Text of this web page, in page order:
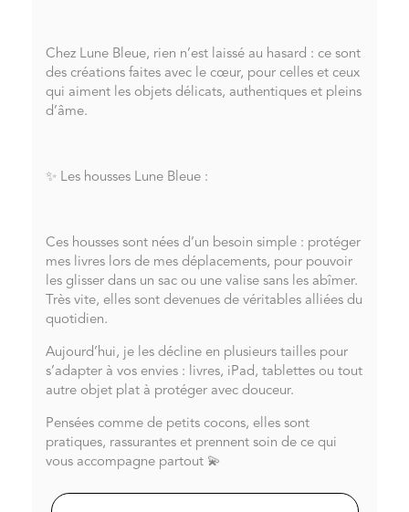
Chez Lune Bleue, rien n’est laissé au hasard : ce sont
des créations faites avec le cœur, pour celles et ceux
qui aiment les objets délicats, authentiques et pleins
d’âme.
✨ Les housses Lune Bleue :
Ces housses sont nées d’un besoin simple : protéger
mes livres lors de mes déplacements, pour pouvoir
les glisser dans un sac ou une valise sans les abîmer.
Très vite, elles sont devenues de véritables alliées du
quotidien.
Aujourd’hui, je les décline en plusieurs tailles pour
s’adapter à vos envies : livres, iPad, tablettes ou tout
autre objet plat à protéger avec douceur.
Pensées comme de petits cocons, elles sont
pratiques, rassurantes et prennent soin de ce qui
vous accompagne partout 💫